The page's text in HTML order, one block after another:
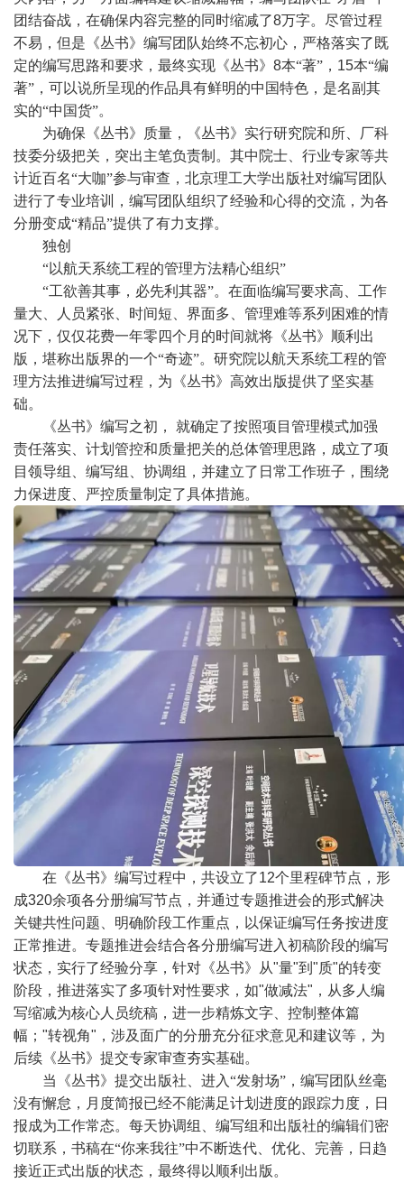
团结奋战，在确保内容完整的同时缩减了8万字。尽管过程
不易，但是《丛书》编写团队始终不忘初心，严格落实了既
定的编写思路和要求，最终实现《丛书》 8本“著”， 15本“编
著”，可以说所呈现的作品具有鲜明的中国特色，是名副其
实的“中国货”。
为确保《丛书》质量，《丛书》实行研究院和所、厂科
技委分级把关，突出主笔负责制。其中院士、行业专家等共
计近百名“大咖”参与审查，北京理工大学出版社对编写团队
进行了专业培训，编写团队组织了经验和心得的交流，为各
分册变成“精品”提供了有力支撑。
独创
“以航天系统工程的管理方法精心组织”
“工欲善其事，必先利其器”。在面临编写要求高、工作
量大、人员紧张、时间短、界面多、管理难等系列困难的情
况下，仅仅花费一年零四个月的时间就将《丛书》顺利出
版，堪称出版界的一个“奇迹”。研究院以航天系统工程的管
理方法推进编写过程，为《丛书》高效出版提供了坚实基
础。
《丛书》编写之初，
就确定了按照项目管理模式加强
责任落实、计划管控和质量把关的总体管理思路，成立了项
目领导组、编写组、协调组，并建立了日常工作班子，围绕
力保进度、严控质量制定了具体措施。
在《丛书》编写过程中，共设立了12个里程碑节点，形
成320余项各分册编写节点，并通过专题推进会的形式解决
关键共性问题、明确阶段工作重点，以保证编写任务按进度
正常推进。专题推进会结合各分册编写进入初稿阶段的编写
状态，实行了经验分享，针对《丛书》从"量"到 "质"的转变
阶段，推进落实了多项针对性要求，如"做减法" ，从多人编
写缩减为核心人员统稿，进一步精炼文字、控制整体篇
幅； "转视角" ，涉及面广的分册充分征求意见和建议等，为
后续《丛书》提交专家审查夯实基础。
当《丛书》提交出版社、进入“发射场”，编写团队丝毫
没有懈怠，月度简报已经不能满足计划进度的跟踪力度，日
报成为工作常态。每天协调组、编写组和出版社的编辑们密
切联系，书稿在“你来我往”中不断迭代、优化、完善，日趋
接近正式出版的状态，最终得以顺利出版。